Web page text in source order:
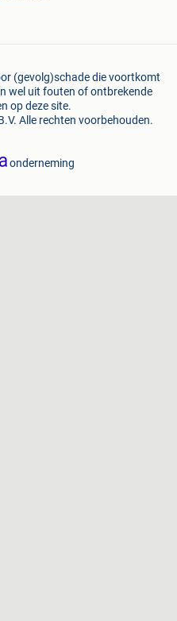
(gevolg)schade die voortkomt
wel uit fouten of ontbrekende
op deze site.
Alle rechten voorbehouden.
onderneming